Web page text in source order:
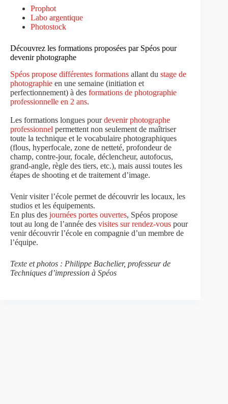
Prophot
Labo argentique
Photostock
Découvrez les formations proposées par Spéos pour
devenir photographe
Spéos propose différentes formations allant du stage de
photographie en une semaine (initiation et
perfectionnement) à des formations de photographie
professionnelle en 2 ans.
Les formations longues pourdevenir photographe
professionnel permettent non seulement de maîtriser
toute la technique et le vocabulaire photographiques
(flous, hyperfocale, zone de netteté, profondeur de
champ, contre-jour, focale, déclencheur, autofocus,
grand-angle, règle des tiers, etc.), mais aussi toutes les
étapes de shooting et de traitement d’image.
Venir visiter l’école permet de découvrir les locaux, les
studios et les équipements.
En plus des journées portes ouvertes, Spéos propose
tout au long de l’année des visites sur rendez-vous pour
venir découvrir l’école en compagnie d’un membre de
l’équipe.
Texte et photos : Philippe Bachelier, professeur de
Techniques d’impression à Spéos